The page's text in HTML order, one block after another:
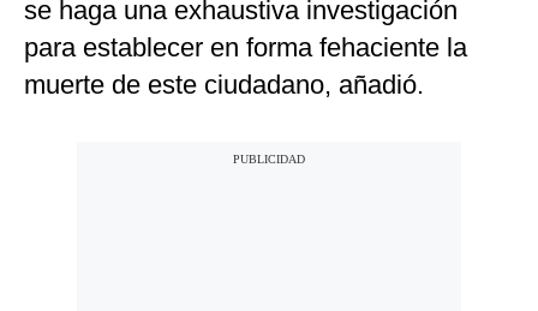
se haga una exhaustiva investigación
para establecer en forma fehaciente la
muerte de este ciudadano, añadió.